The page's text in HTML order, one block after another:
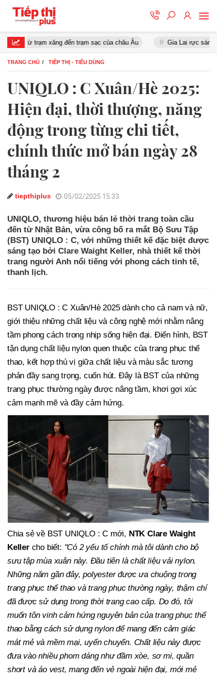
xăng đến trạm sạc của châu Âu Gia Lai rực sáng trong đêm
TRANG CHỦ TIẾP THỊ - TIÊU DÙNG
UNIQLO : C Xuân/Hè 2025:
Hiện đại, thời thượng, năng
động trong từng chi tiết,
chính thức mở bán ngày 28
tháng 2
tiepthiplus 05/02/2025 15:33
UNIQLO, thương hiệu bán lẻ thời trang toàn cầu
đến từ Nhật Bản, vừa công bố ra mắt Bộ Sưu Tập
(BST) UNIQLO : C, với những thiết kế đặc biệt được
sáng tạo bởi Clare Waight Keller, nhà thiết kế thời
trang người Anh nổi tiếng với phong cách tinh tế,
thanh lịch.
BST UNIQLO : C Xuân/Hè 2025 dành cho cả nam và nữ,
giới thiệu những chất liệu và công nghệ mới nhằm nâng
tầm phong cách trong nhịp sống hiện đại. Điển hình, BST
tận dụng chất liệu nylon quen thuộc của trang phục thể
thao, kết hợp thú vị giữa chất liệu và màu sắc tương
phản đầy sang trọng, cuốn hút. Đây là BST của những
trang phục thường ngày được nâng tầm, khơi gợi xúc
cảm mạnh mẽ và đầy cảm hứng.
Chia sẻ về BST UNIQLO : C mới, NTK Clare Waight
Kellercho biết: "Có 2 yếu tố chính mà tôi dành cho bộ
sưu tập mùa xuân này. Đầu tiên là chất liệu vải nylon.
Những năm gần đây, polyester được ưa chuộng trong
trang phục thể thao và trang phục thường ngày, thậm chí
đã được sử dụng trong thời trang cao cấp. Do đó, tôi
muốn tôn vinh cảm hứng nguyên bản của trang phục thể
thao bằng cách sử dụng nylon để mang đến cảm giác
mát mẻ và mềm mại, uyển chuyển. Chất liệu này được
đưa vào nhiều phom dáng như đầm xòe, sơ mi, quần
short và áo vest, mang đến vẻ ngoài hiện đại, mới mẻ